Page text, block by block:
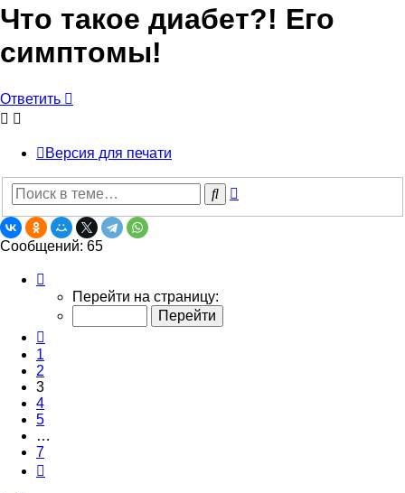
Что такое диабет?! Его
симптомы!
Ответить
Версия для печати
Поиск
Сообщений: 65
Перейти на страницу:
1
2
3
4
5
…
7